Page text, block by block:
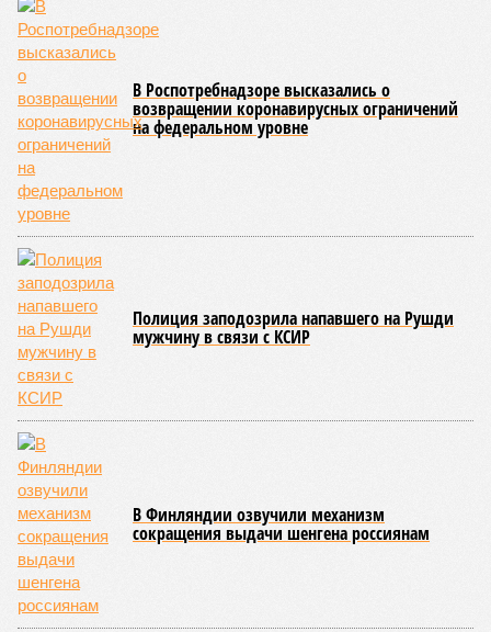
В 2023 году в статье, опубликованной в научном издании
Cell.com, были описаны 12 признаков старения. К ним
относятся – не пугайтесь учёных терминов – повышенная
вероятность генетических мутаций при делении клетки,
неспособность контролировать выработку и поддержание
белков, а также дисфункция митохондрий. Некоторые из
этих признаков обратимы. Во всяком случае, таковы
признаков биологического старения является уменьшение
длины теломер (защитных «колпачков» на концах
хромосом) – такое можно исправить и заодно увеличить
продолжительность жизни.
Но первая и главная проблема, пишет издание Medical
News Today, в соматических мутациях. Это изменения в
генетическом коде любой клетки организма (кроме
сперматозоидов и яйцеклеток), которые являются
неизбежным следствием деления клеток и происходят на
протяжении всей нашей жизни. Иногда они возникают под
воздействием внешних факторов, условно таких как
ультрафиолет, а иногда… это просто случается. Просто
«потому что». И учёные до сих пор бьются над загадкой
почему.
Некоторые мутации не слишком разрушительны, и клетка